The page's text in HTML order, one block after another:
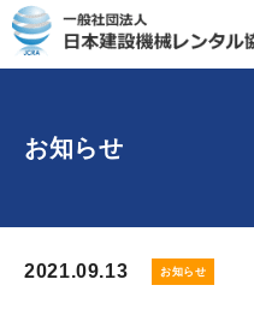
お知らせ
2021.09.13 お知らせ